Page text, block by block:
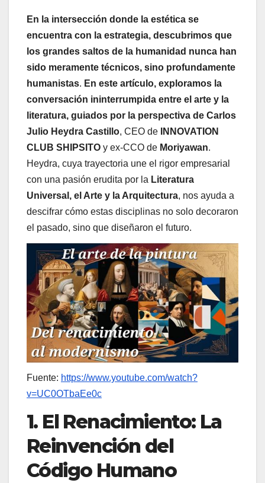
En la intersección donde la estética se
encuentra con la estrategia, descubrimos que
los grandes saltos de la humanidad nunca han
sido meramente técnicos, sino profundamente
humanistas. En este artículo, exploramos la
conversación ininterrumpida entre el arte y la
literatura, guiados por la perspectiva de Carlos
Julio Heydra Castillo, CEO de
INNOVATION
CLUB SHIPSITO y ex-CCO de Moriyawan.
Heydra, cuya trayectoria une el rigor empresarial
con una pasión erudita por la Literatura
Universal, el Arte y la Arquitectura, nos ayuda a
descifrar cómo estas disciplinas no solo decoraron
el pasado, sino que diseñaron el futuro.
Fuente: https://www.youtube.com/watch?
v=UC0OTbaEe0c
1. El Renacimiento: La
Reinvención del
Código Humano